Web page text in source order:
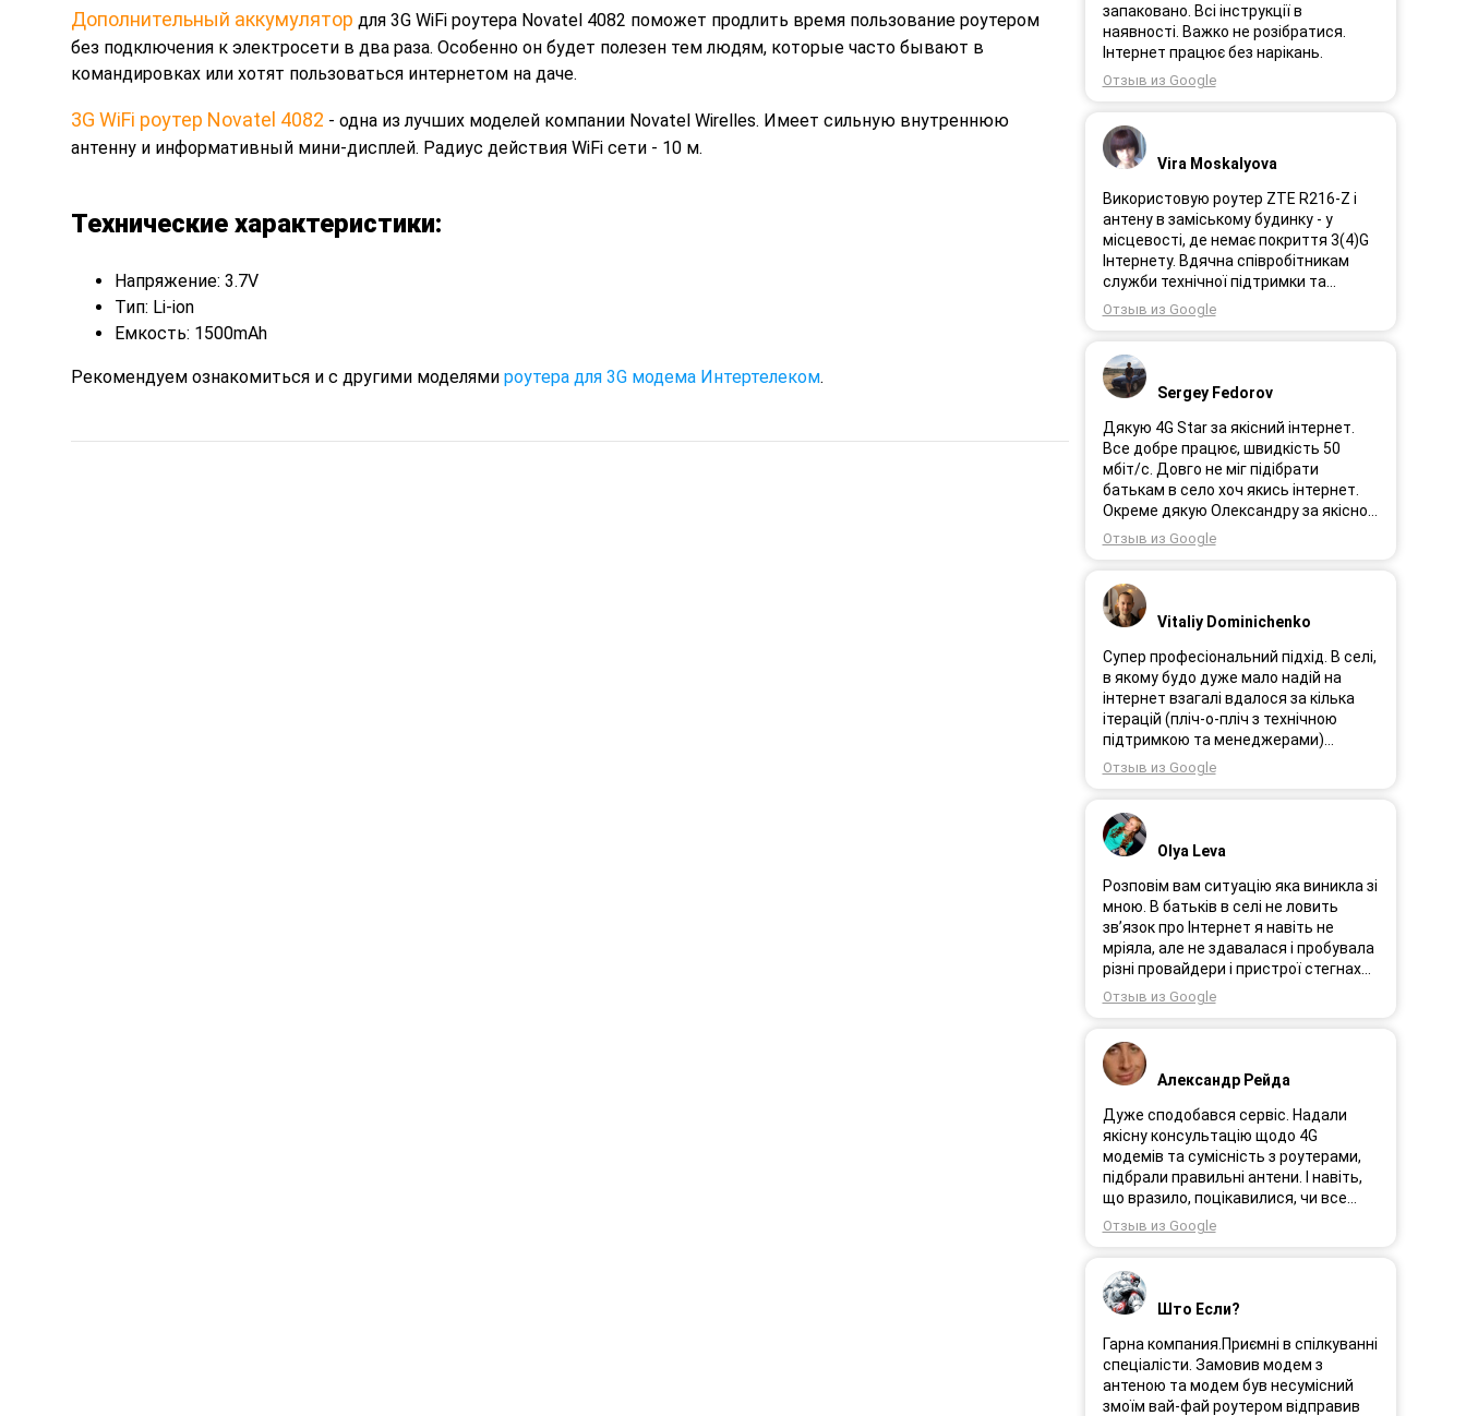
Дополнительный аккумулятор для 3G WiFi роутера Novatel 4082 поможет продлить время пользование роутером
без подключения к электросети в два раза. Особенно он будет полезен тем людям, которые часто бывают в
командировках или хотят пользоваться интернетом на даче.
3G WiFi роутер Novatel 4082 - одна из лучших моделей компании Novatel Wirelles. Имеет сильную внутреннюю
антенну и информативный мини-дисплей. Радиус действия WiFi сети - 10 м.
Технические характеристики:
Напряжение: 3.7V
Тип: Li-ion
Емкость: 1500mAh
Рекомендуем ознакомиться и с другими моделями роутера для 3G модема Интертелеком.
запаковано. Всі інструкції в
наявності. Важко не розібратися.
Інтернет працює без нарікань.
Отзыв из Google
Vira Moskalyova
Використовую роутер ZTE R216-Z і
антену в заміському будинку - у
місцевості, де немає покриття 3(4)G
Інтернету. Вдячна співробітникам
служби технічної підтримки та
інженерам за професійне і швидке
сервісне обслуговування, ремонт і
роки після покупки я не шкодую про
прийняте тоді рішення придбати
обладнання в компанії 3G star (зараз
4G star).
Отзыв из Google
Sergey Fedorov
Дякую 4G Star за якісний інтернет.
Все добре працює, швидкість 50
мбіт/с. Довго не міг підібрати
батькам в село хоч якись інтернет.
Окреме дякую Олександру за якісно
підібране обладнання!
Отзыв из Google
Vitaliy Dominichenko
Супер професіональний підхід. В селі,
в якому будо дуже мало надій на
інтернет взагалі вдалося за кілька
ітерацій (пліч-о-пліч з технічною
підтримкою та менеджерами)
досягнути нереальної швидкості в
~20МБіт/с. Можна мріяти про більше,
результат, так як перші спроби
впиралися в максимум 4-5 МБіт/с.
Спробували усіх можливих
операторів, обертав десятки разів
антену, змінили один раз модем з
невеликою доплатою і вдалося
неможливе :) Дякую вам! Безумовно
вдячний і радий знайомству.
Отзыв из Google
Olya Leva
Розповім вам ситуацію яка виникла зі
мною. В батьків в селі не ловить
зв’язок про Інтернет я навіть не
мріяла, але не здавалася і пробувала
різні провайдери і пристрої стегнах
був дуже слабким або взагалі
відсутній. І ось я в Інтернеті побачила
підкорило це тестовий період 1 міс, я
вирішила спробувати ще раз.
Надіслала заявку зімною зв’язалася
менеджер Олеся дуже привітна
дівчина розповіла все детально і
порадила хороший пристрій.
Замовлення прийшло через день і я
поїхала встановлювати інтернет.
Олеся була на зв’язоку і все
допомагала. І ось інтернет працює як
вмісті все супер. Я дуже задоволена.
Дякую менеджеру Олесі яка
турботу. Дякую. Рекомендую .
Отзыв из Google
Александр Рейда
Дуже сподобався сервіс. Надали
якісну консультацію щодо 4G
модемів та сумісність з роутерами,
підбрали правильні антени. І навіть,
що вразило, поцікавилися, чи все
гаразд після впровадження
обладнання в експлуатацію та чи
Дуже рекомендую!
Отзыв из Google
Што Если?
Гарна компания.Приємні в спілкуванні
спеціалісти. Замовив модем з
антеною та модем був несумісний
змоїм вай-фай роутером відправив